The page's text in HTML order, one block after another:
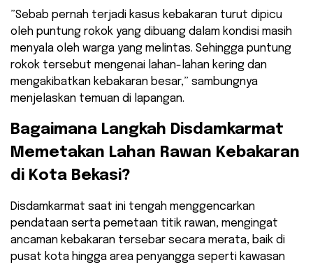
​”Sebab pernah terjadi kasus kebakaran turut dipicu
oleh puntung rokok yang dibuang dalam kondisi masih
menyala oleh warga yang melintas. Sehingga puntung
rokok tersebut mengenai lahan-lahan kering dan
mengakibatkan kebakaran besar,” sambungnya
menjelaskan temuan di lapangan.
​Bagaimana Langkah Disdamkarmat
Memetakan Lahan Rawan Kebakaran
di Kota Bekasi?
​Disdamkarmat saat ini tengah menggencarkan
pendataan serta pemetaan titik rawan, mengingat
ancaman kebakaran tersebar secara merata, baik di
pusat kota hingga area penyangga seperti kawasan